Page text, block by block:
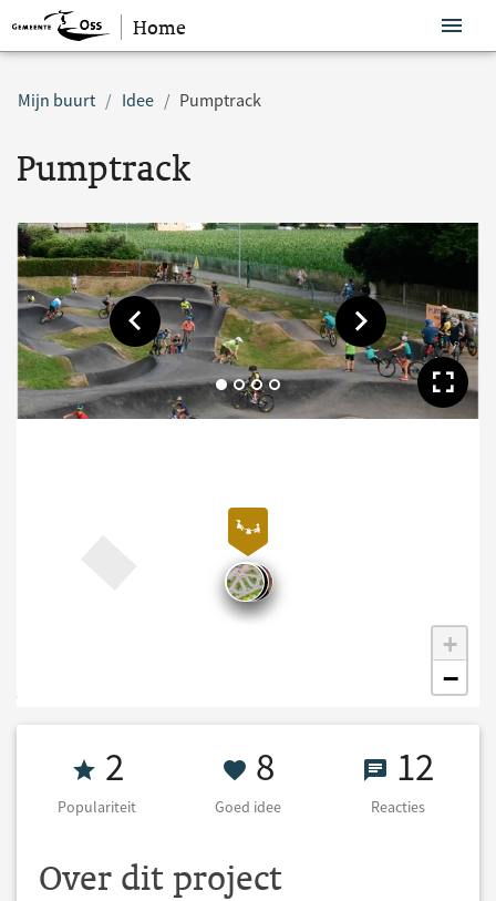
Sla navigatie over
Home
Mijn buurt Idee Pumptrack
Pumptrack
Toon vorige afbeelding Toon volgende
+
−
Populariteit 2
2
Populariteit
8 Goed idee
8
Goed idee
1212
Reacties
Over dit project